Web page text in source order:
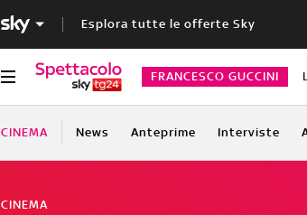
Esplora tutte le offerte Sky
FRANCESCO GUCCINI
CINEMA News Anteprime Interviste
CINEMA